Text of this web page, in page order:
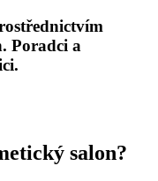
Poradci a
salon?